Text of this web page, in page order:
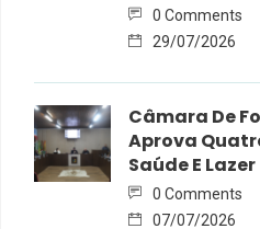
0 Comments
29/07/2026
Câmara De
Aprova
Saúde E Lazer
0 Comments
07/07/2026